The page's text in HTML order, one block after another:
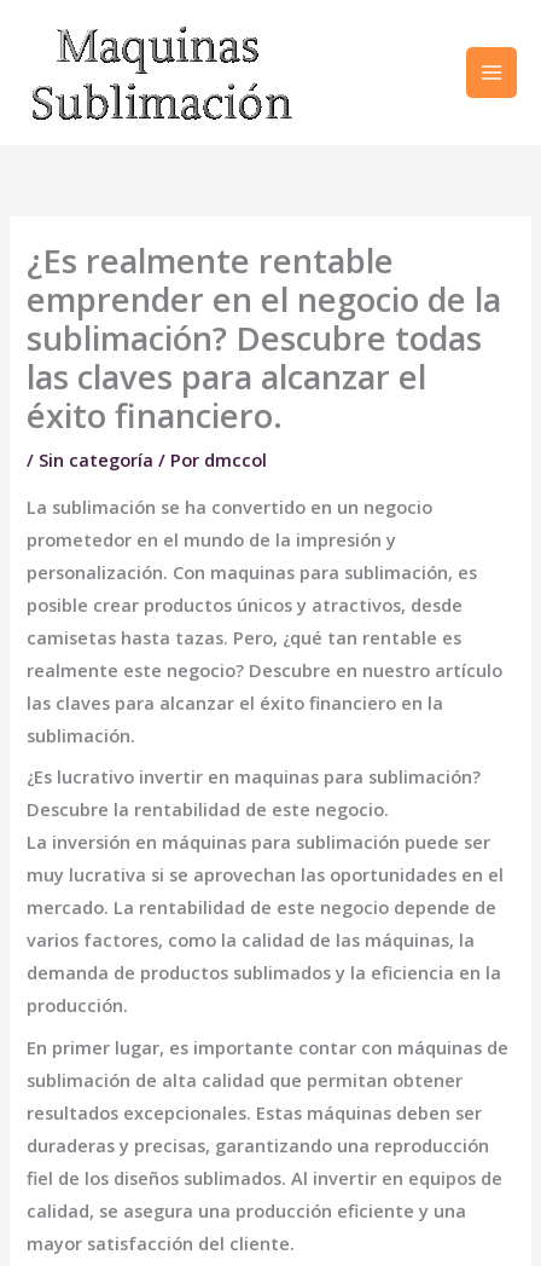
contenido
¿Es realmente rentable
emprender en el negocio de la
sublimación? Descubre todas
las claves para alcanzar el
éxito financiero.
/ Sin categoría / Por dmccol
La sublimación se ha convertido en un negocio
prometedor en el mundo de la impresión y
personalización. Con maquinas para sublimación, es
posible crear productos únicos y atractivos, desde
camisetas hasta tazas. Pero, ¿qué tan rentable es
realmente este negocio? Descubre en nuestro artículo
las claves para alcanzar el éxito financiero en la
sublimación.
¿Es lucrativo invertir en maquinas para sublimación?
Descubre la rentabilidad de este negocio.
La inversión en máquinas para sublimación puede ser
muy lucrativa si se aprovechan las oportunidades en el
mercado. La rentabilidad de este negocio depende de
varios factores, como la calidad de las máquinas, la
demanda de productos sublimados y la eficiencia en la
producción.
En primer lugar, es importante contar con máquinas de
sublimación de alta calidad que permitan obtener
resultados excepcionales. Estas máquinas deben ser
duraderas y precisas, garantizando una reproducción
fiel de los diseños sublimados. Al invertir en equipos de
calidad, se asegura una producción eficiente y una
mayor satisfacción del cliente.